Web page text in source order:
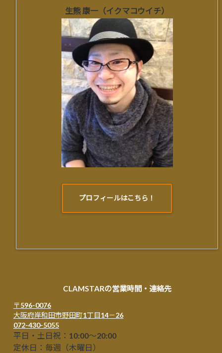
生熊 康一（イクマコウイチ）
プロフィールはこちら！
CLAMSTARの営業時間・連絡先
〒596-0076
大阪府岸和田市野田町1丁目14－26
072-430-5055
平日・土日祝：10:00～20:00
定休日：毎週（木曜日）